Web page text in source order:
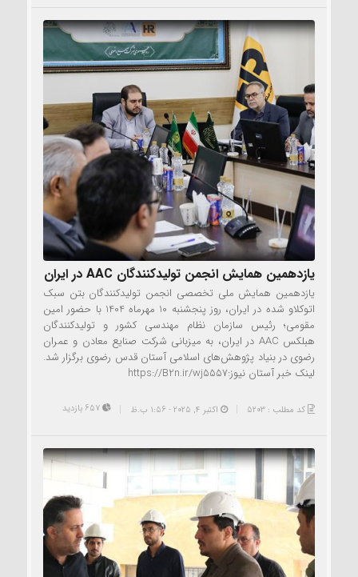
یازدهمین همایش انجمن تولیدکنندگان AAC در ایران
یازدهمین همایش ملی تخصصی انجمن تولیدکنندگان بتن سبک
اتوکلاو شده در ایران، روز پنجشنبه 10 مهرماه 1404 با حضور امین
مقومی؛ رئیس سازمان نظام مهندسی کشور و تولیدکنندگان
هبلکس AAC در ایران، به میزبانی شرکت صنایع معادن و عمران
رضوی در بنیاد پژوهش‌های اسلامی آستان قدس رضوی برگزار شد.
لینک خبر آستان نیوز:https://B2n.ir/wj5557
کد مطلب : 5203 اکتبر 4, 2025 - 1:56 ب.ظ